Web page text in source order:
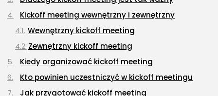
Kickoff meeting wewnętrzny i zewnętrzny
Wewnętrzny kickoff meeting
Zewnętrzny kickoff meeting
Kiedy organizować kickoff meeting
Kto powinien uczestniczyć w kickoff meetingu
Jak przygotować kickoff meeting